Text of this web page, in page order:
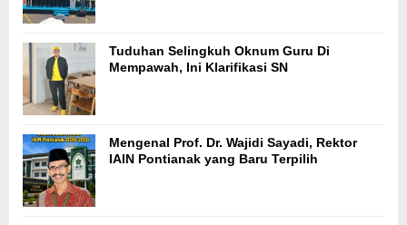
Tuduhan Selingkuh Oknum Guru Di
Mempawah, Ini Klarifikasi SN
Mengenal Prof. Dr. Wajidi Sayadi, Rektor
IAIN Pontianak yang Baru Terpilih